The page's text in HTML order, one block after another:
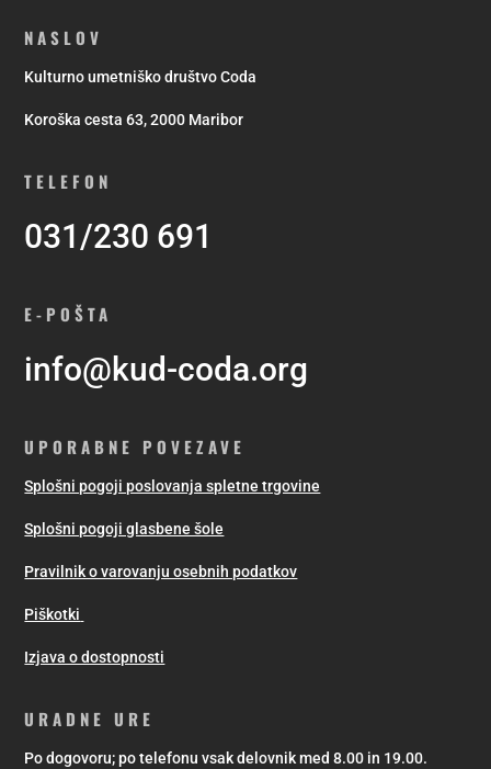
NASLOV
Kulturno umetniško društvo Coda
Koroška cesta 63, 2000 Maribor
TELEFON
031/230 691
E-POŠTA
info@kud-coda.org
UPORABNE POVEZAVE
Splošni pogoji poslovanja spletne trgovine
Splošni pogoji glasbene šole
Pravilnik o varovanju osebnih podatkov
Piškotki
Izjava o dostopnosti
URADNE URE
Po dogovoru; po telefonu vsak delovnik med 8.00 in 19.00.